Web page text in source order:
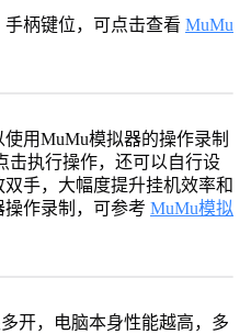
柄键位，可点击查看 MuMu
用MuMu模拟器的操作录制
击执行操作，还可以自行设
手，大幅度提升挂机效率和
作录制，可参考 MuMu模拟
开，电脑本身性能越高，多